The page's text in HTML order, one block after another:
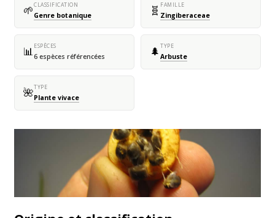
🌱CLASSIFICATION
Genre botanique 🧬 FAMILLE
Zingiberaceae
📊ESPÈCES
6 espèces référencées 🌲 TYPE
Arbuste
🌺TYPE
Plante vivace